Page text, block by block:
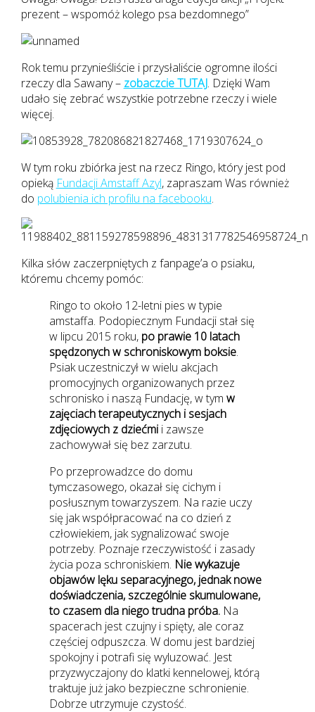
prezent – wspomóż kolego psa bezdomnego”
Rok temu przynieśliście i przysłaliście ogromne ilości
rzeczy dla Sawany – zobaczcie TUTAJ. Dzięki Wam
udało się zebrać wszystkie potrzebne rzeczy i wiele
więcej.
W tym roku zbiórka jest na rzecz Ringo, który jest pod
opieką Fundacji Amstaff Azyl, zapraszam Was również
do polubienia ich profilu na facebooku.
Kilka słów zaczerpniętych z fanpage’a o psiaku,
któremu chcemy pomóc:
Ringo to około 12-letni pies w typie
amstaffa. Podopiecznym Fundacji stał się
w lipcu 2015 roku,po prawie 10 latach
spędzonych w schroniskowym boksie.
Psiak uczestniczył w wielu akcjach
promocyjnych organizowanych przez
schronisko i naszą Fundację, w tym w
zajęciach terapeutycznych i sesjach
zdjęciowych z dziećmii zawsze
zachowywał się bez zarzutu.
Po przeprowadzce do domu
tymczasowego, okazał się cichym i
posłusznym towarzyszem. Na razie uczy
się jak współpracować na co dzień z
człowiekiem, jak sygnalizować swoje
potrzeby. Poznaje rzeczywistość i zasady
życia poza schroniskiem. Nie wykazuje
objawów lęku separacyjnego, jednak nowe
doświadczenia, szczególnie skumulowane,
to czasem dla niego trudna próba.Na
spacerach jest czujny i spięty, ale coraz
częściej odpuszcza. W domu jest bardziej
spokojny i potrafi się wyluzować. Jest
przyzwyczajony do klatki kennelowej, którą
traktuje już jako bezpieczne schronienie.
Dobrze utrzymuje czystość.